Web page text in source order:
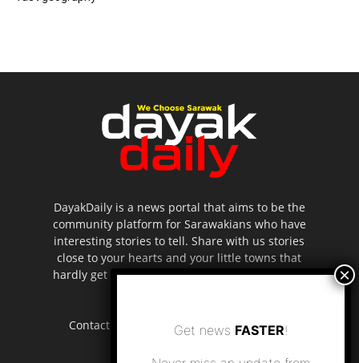
DayakDaily is a news portal that aims to be the
community platform for Sarawakians who have
interesting stories to tell. Share with us stories
close to your hearts and your little towns that
hardly get to be highlighted in the mainstream
Contact us: editor.dayakdaily@gmail.com
Get news FASTER!